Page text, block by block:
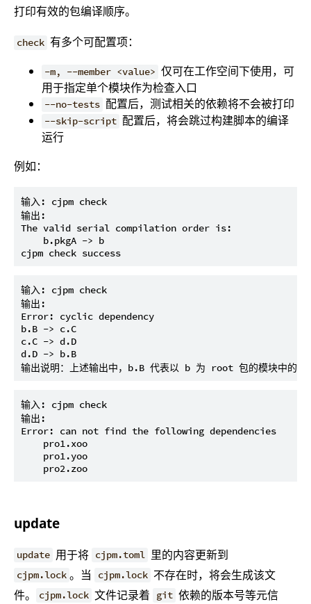
打印有效的包编译顺序。
check 有多个可配置项：
-m, --member <value> 仅可在工作空间下使用，可
用于指定单个模块作为检查入口
--no-tests 配置后，测试相关的依赖将不会被打印
--skip-script 配置后，将会跳过构建脚本的编译
运行
例如：
输入: cjpm check
输出:
The valid serial compilation order is:
    b.pkgA -> b
输入: cjpm check
输出:
Error: cyclic dependency
b.B -> c.C
c.C -> d.D
d.D -> b.B
输入: cjpm check
输出:
Error: can not find the following dependencies
    pro1.xoo
    pro1.yoo
update
update 用于将 cjpm.toml 里的内容更新到
cjpm.lock 。当 cjpm.lock 不存在时，将会生成该文
件。
cjpm.lock 文件记录着 git 依赖的版本号等元信